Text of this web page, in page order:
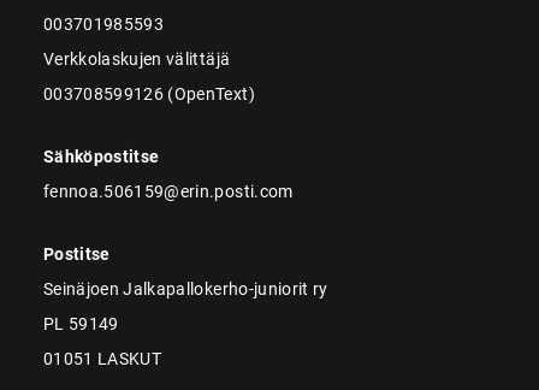
003701985593
Verkkolaskujen välittäjä
003708599126 (OpenText)
Sähköpostitse
fennoa.506159@erin.posti.com
Postitse
Seinäjoen Jalkapallokerho-juniorit ry
PL 59149
01051 LASKUT